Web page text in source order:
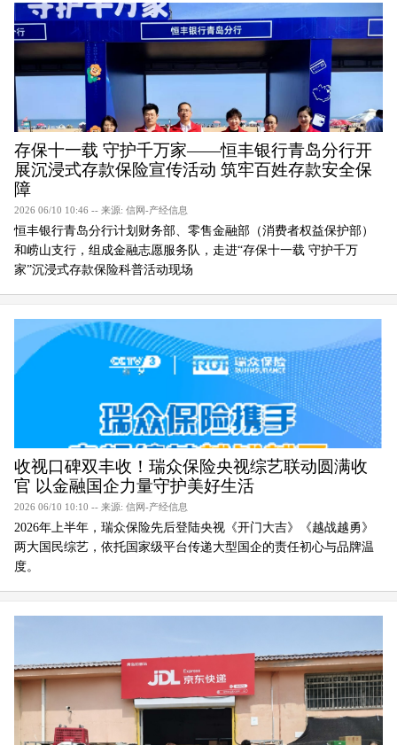
存保十一载 守护千万家——恒丰银行青岛分行开
展沉浸式存款保险宣传活动 筑牢百姓存款安全保
障
2026 06/10 10:46 -- 来源: 信网-产经信息
恒丰银行青岛分行计划财务部、零售金融部（消费者权益保护部）
和崂山支行，组成金融志愿服务队，走进“存保十一载 守护千万
家”沉浸式存款保险科普活动现场
收视口碑双丰收！瑞众保险央视综艺联动圆满收
官 以金融国企力量守护美好生活
2026 06/10 10:10 -- 来源: 信网-产经信息
2026年上半年，瑞众保险先后登陆央视《开门大吉》《越战越勇》
两大国民综艺，依托国家级平台传递大型国企的责任初心与品牌温
度。